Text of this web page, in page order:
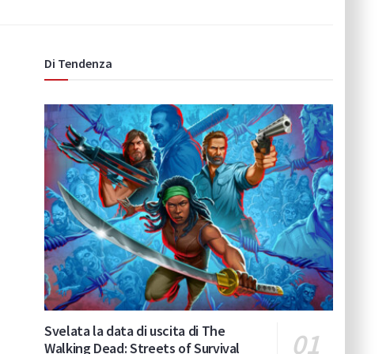
Di Tendenza
Svelata la data di uscita di The
Walking Dead: Streets of Survival